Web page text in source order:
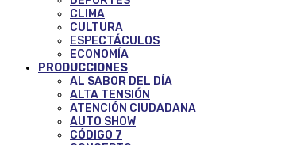
CLIMA
CULTURA
ESPECTÁCULOS
ECONOMÍA
PRODUCCIONES
AL SABOR DEL DÍA
ALTA TENSIÓN
ATENCIÓN CIUDADANA
AUTO SHOW
CÓDIGO 7